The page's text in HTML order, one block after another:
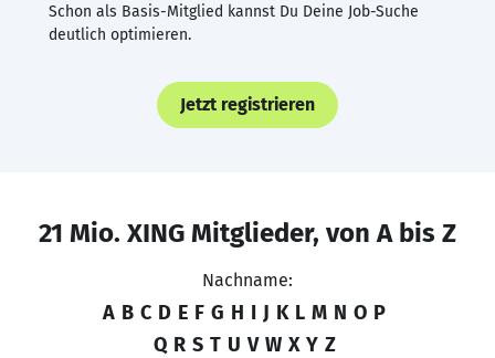
Schon als Basis-Mitglied kannst Du Deine Job-Suche
deutlich optimieren.
Jetzt registrieren
21 Mio. XING Mitglieder, von A bis Z
Nachname:
A B C D E F G H I J K L M N O P
Q R S T U V W X Y Z